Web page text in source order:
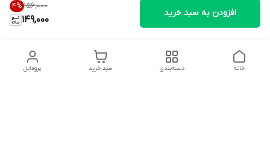
۱۵۶٬۰۰۰ 4%
149,000
افزودن به سبد خرید
پروفایل سبد خرید دسته‌بندی خانه